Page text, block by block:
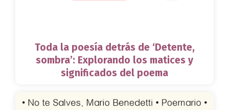
Toda la poesía detrás de ‘Detente,
sombra’: Explorando los matices y
significados del poema